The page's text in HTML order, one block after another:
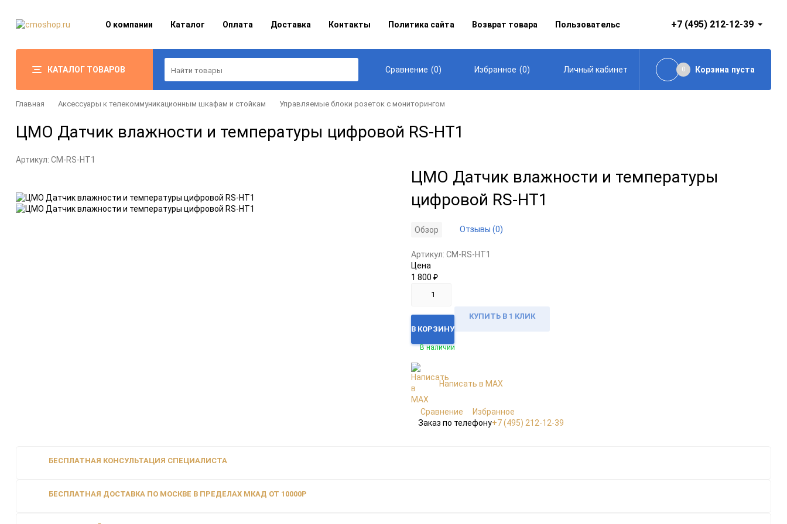
О компании Каталог Оплата Доставка Контакты Политика сайта Возврат товара Пользовательское соглашение+7 (495) 212-12-39
КАТАЛОГ ТОВАРОВ Сравнение (0) Избранное (0) Личный кабинет 0 Корзина пуста
Главная Аксессуары к телекоммуникационным шкафам и стойкам Управляемые блоки розеток с мониторингом
ЦМО Датчик влажности и температуры цифровой RS-HT1
Артикул: CM-RS-HT1
ЦМО Датчик влажности и температуры
цифровой RS-HT1
Обзор Отзывы (0)
Артикул: CM-RS-HT1
Цена
1 800 ₽
В КОРЗИНУ
КУПИТЬ В 1 КЛИК
В наличии
Написать в MAX
Сравнение
Избранное
Заказ по телефону+7 (495) 212-12-39
БЕСПЛАТНАЯ КОНСУЛЬТАЦИЯ СПЕЦИАЛИСТА
БЕСПЛАТНАЯ ДОСТАВКА ПО МОСКВЕ В ПРЕДЕЛАХ МКАД ОТ 10000Р